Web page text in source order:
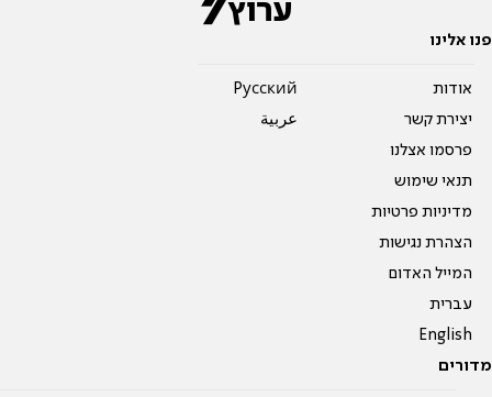
פנו אלינו
אודות
יצירת קשר
פרסמו אצלנו
תנאי שימוש
מדיניות פרטיות
הצהרת נגישות
המייל האדום
עברית
English
Pусский
عربية
מדורים